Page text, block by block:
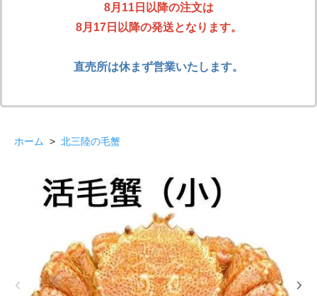
8月11日以降の注文は
8月17日以降の発送となります。
直売所は休まず営業いたします。
ホーム > 北三陸の毛蟹